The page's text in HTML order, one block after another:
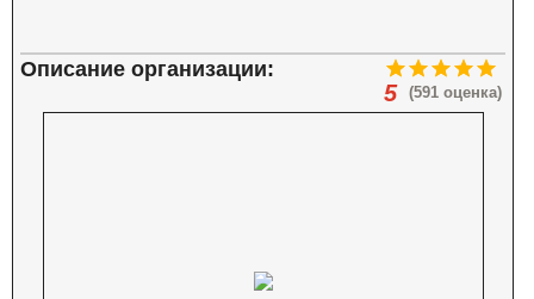
(591 оценка)
5
Описание организации: